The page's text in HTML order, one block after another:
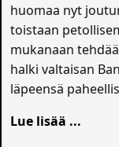
huomaa nyt
toistaan
mukanaan
halki valtaisan
läpeensä
Lue lisää ...